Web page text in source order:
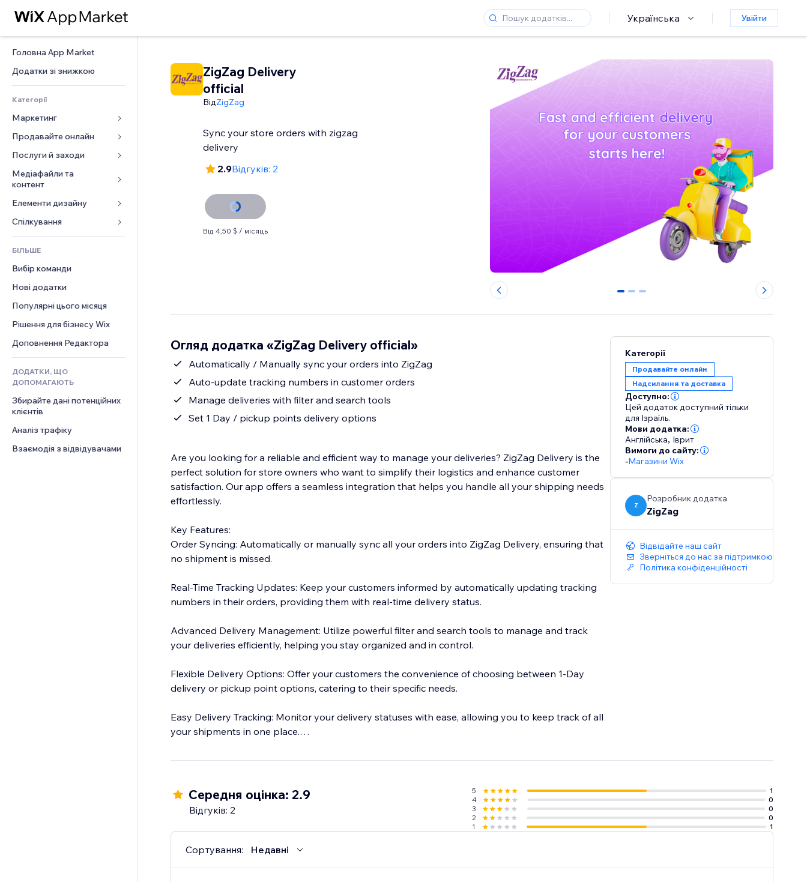
Українська Увійти
Головна App Market
Додатки зі знижкою
Категорії
Маркетинг
Реклама
Мобільний
Аналітика
Соцмережі
SEO
Залучення
Розміщення сайту
Ел. пошта
Конверсія
Продавайте онлайн
Додатки для магазинів
Надсилання та доставка
Кнопки продажу
Онлайн‑курси
Друк на замовлення
Бухгалтерський облік
Купони й лояльність
Рішення для складів
Дропшипінг
Тарифні плани й підписки
Краудфандинг
Їжа та напої
Послуги й заходи
Готелі
Заходи
Ресторани
Нерухомість
Медіафайли та
контент
Галерея
Музика
Подкасти
Фотографія
Відео
PDF
Обмін файлами
Новини
Елементи дизайну
Карти й навігація
Конфіденційність і безпека
Годинник
Шаблони сторінок
Ефекти зображення
Кнопки та меню
Банери та бейджі
Калькулятори
Пошук
Погода
Графіки й таблиці
Форми
Опитування
Чат
Коментарі
Телефон
Спільнота
Відгуки
CRM
БІЛЬШЕ
Вибір команди
Нові додатки
Популярні цього місяця
Рішення для бізнесу Wix
Доповнення Редактора
ДОДАТКИ, ЩО
ДОПОМАГАЮТЬ
Збирайте дані потенційних
клієнтів
Аналіз трафіку
Взаємодія з відвідувачами
ZigZag Delivery
official
ВідZigZag
Sync your store orders with zigzag
delivery
2.9Відгуків: 2
Від 4,50 $ / місяць
0 1 2
Огляд додатка «ZigZag Delivery official»
Automatically / Manually sync your orders into ZigZag
Auto-update tracking numbers in customer orders
Manage deliveries with filter and search tools
Set 1 Day / pickup points delivery options
Are you looking for a reliable and efficient way to manage your deliveries? ZigZag Delivery is the
perfect solution for store owners who want to simplify their logistics and enhance customer
satisfaction. Our app offers a seamless integration that helps you handle all your shipping needs
effortlessly.
Key Features:
Order Syncing: Automatically or manually sync all your orders into ZigZag Delivery, ensuring that
no shipment is missed.
Real-Time Tracking Updates: Keep your customers informed by automatically updating tracking
numbers in their orders, providing them with real-time delivery status.
Advanced Delivery Management: Utilize powerful filter and search tools to manage and track
your deliveries efficiently, helping you stay organized and in control.
Flexible Delivery Options: Offer your customers the convenience of choosing between 1-Day
delivery or pickup point options, catering to their specific needs.
Easy Delivery Tracking: Monitor your delivery statuses with ease, allowing you to keep track of all
your shipments in one place.
Quick Label Printing: Print order labels in just a few clicks, saving you time and reducing the hassle
Категорії
Продавайте онлайн
Надсилання та доставка
Доступно:
Цей додаток доступний тільки
для Ізраїль.
Мови додатка:
Англійська, Іврит
Вимоги до сайту:
-Магазини Wix
Z
Розробник додатка
ZigZag
Відвідайте наш сайт
Зверніться до нас за підтримкою
Політика конфіденційності
Середня оцінка: 2.9
Відгуків: 2
5
1
4
0
3
0
2
0
1
1
Сортування: Недавні